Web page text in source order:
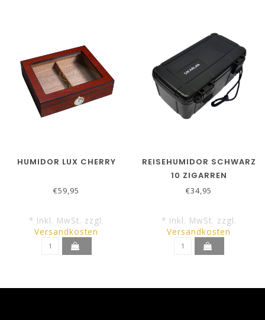
HUMIDOR LUX CHERRY
€59,95
* Inkl. MwSt. zzgl.
Versandkosten
REISEHUMIDOR SCHWARZ
10 ZIGARREN
€34,95
* Inkl. MwSt. zzgl.
Versandkosten